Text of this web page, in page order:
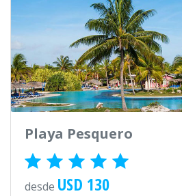
Playa Pesquero
desde USD 130